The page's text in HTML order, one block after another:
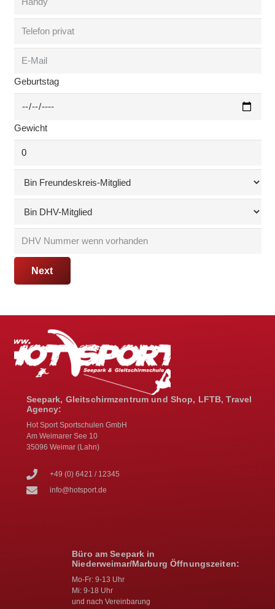
Geburtstag
Gewicht
Next
Seepark, Gleitschirmzentrum und Shop, LFTB, Travel
Agency:
Hot Sport Sportschulen GmbH
Am Weimarer See 10
35096 Weimar (Lahn)
+49 (0) 6421 / 12345
info@hotsport.de
Büro am Seepark in
Niederweimar/Marburg Öffnungszeiten:
Mo-Fr: 9-13 Uhr
Mi: 9-18 Uhr
und nach Vereinbarung